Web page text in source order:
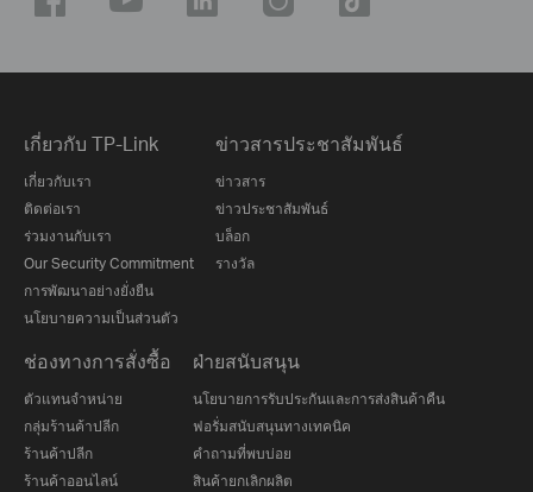
เกี่ยวกับ TP-Link
เกี่ยวกับเรา
ติดต่อเรา
ร่วมงานกับเรา
Our Security Commitment
การพัฒนาอย่างยั่งยืน
นโยบายความเป็นส่วนตัว
ข่าวสารประชาสัมพันธ์
ข่าวสาร
ข่าวประชาสัมพันธ์
บล็อก
รางวัล
ช่องทางการสั่งซื้อ
ตัวแทนจำหน่าย
กลุ่มร้านค้าปลีก
ร้านค้าปลีก
ร้านค้าออนไลน์
ฝ่ายสนับสนุน
นโยบายการรับประกันและการส่งสินค้าคืน
ฟอรั่มสนับสนุนทางเทคนิค
คำถามที่พบบ่อย
สินค้ายกเลิกผลิต